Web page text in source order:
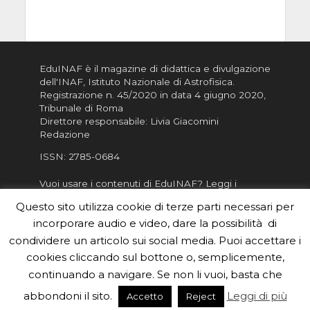
EduINAF è il magazine di didattica e divulgazione
dell'INAF, Istituto Nazionale di Astrofisica
Registrazione n. 45/2020 in data 4 giugno 2020,
Tribunale di Roma
Direttore responsabile: Livia Giacomini
Redazione
ISSN: 2785-0684
Vuoi usare i contenuti di EduINAF? Leggi i
Informativa sulla Privacy
Informatva sui Cookie
Per la rubrica de l'Astronomo risponde, per
inviarci le tue foto o i tuoi contributi, scrivici a
redazione.edu [chiocciola] inaf.it oppure
il form
Questo sito utilizza cookie di terze parti necessari per
incorporare audio e video, dare la possibilità di
condividere un articolo sui social media. Puoi accettare i
cookies cliccando sul bottone o, semplicemente,
continuando a navigare. Se non li vuoi, basta che
abbondoni il sito.
Accetto Reject Leggi di più